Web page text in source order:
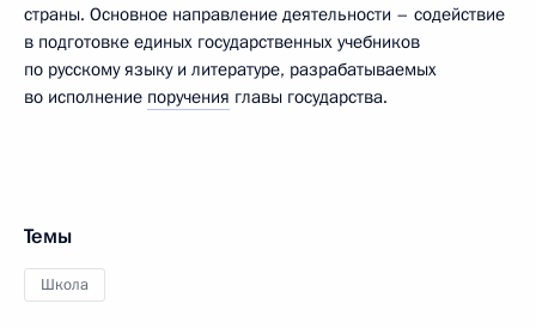
страны. Основное направление деятельности – содействие
в подготовке единых государственных учебников
по русскому языку и литературе, разрабатываемых
во исполнение поручения главы государства.
Темы
Школа